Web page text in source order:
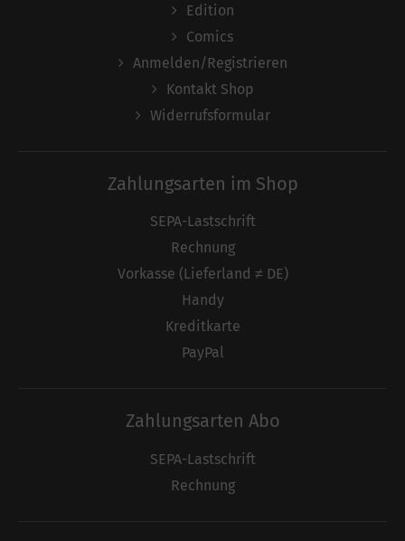
Edition
Comics
Anmelden/Registrieren
Kontakt Shop
Widerrufsformular
Zahlungsarten im Shop
SEPA-Lastschrift
Rechnung
Vorkasse (Lieferland ≠ DE)
Handy
Kreditkarte
PayPal
Zahlungsarten Abo
SEPA-Lastschrift
Rechnung